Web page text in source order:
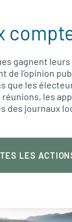
gagnent
de l’opinion
que les
les
des journaux
LES